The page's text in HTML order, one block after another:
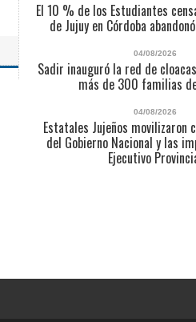
El 10 % de los Estudiantes
de Jujuy en Córdoba
04/08/2026
Sadir inauguró la red de
más de 300 familias
04/08/2026
Estatales Jujeños movilizaron
del Gobierno Nacional y las
Ejecutivo